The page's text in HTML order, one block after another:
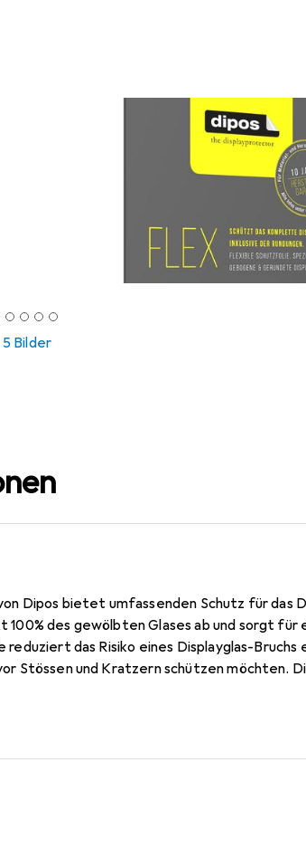
5 Bilder
Dipos bietet umfassenden Schutz für das
des gewölbten Glases ab und sorgt für
das Risiko eines Displayglas-Bruchs
Stössen und Kratzern schützen möchten.
Anbringung und die Folie kann
Rand für gewölbte Displays - Anti-
Fingerprint-Sensoren - Einfache